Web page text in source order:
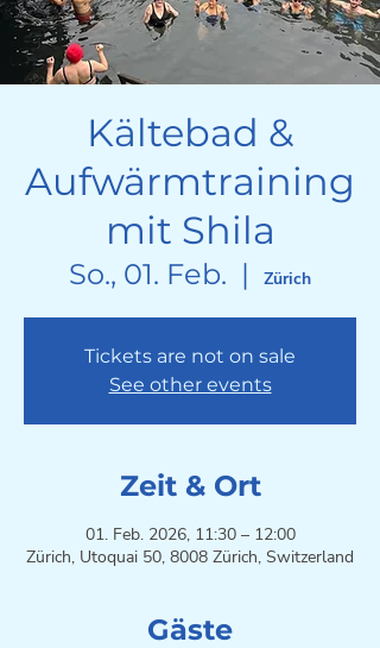
Kältebad &
Aufwärmtraining
mit Shila
So., 01. Feb.
  |
Zürich
Tickets are not on sale
See other events
Zeit & Ort
01. Feb. 2026, 11:30 – 12:00
Zürich, Utoquai 50, 8008 Zürich, Switzerland
Gäste